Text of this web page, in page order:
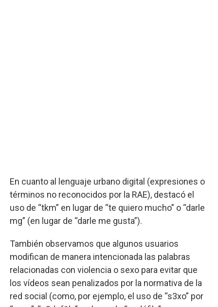
En cuanto al lenguaje urbano digital (expresiones o
términos no reconocidos por la RAE), destacó el
uso de “tkm” en lugar de “te quiero mucho” o “darle
mg” (en lugar de “darle me gusta”).
También observamos que algunos usuarios
modifican de manera intencionada las palabras
relacionadas con violencia o sexo para evitar que
los vídeos sean penalizados por la normativa de la
red social (como, por ejemplo, el uso de “s3xo” por